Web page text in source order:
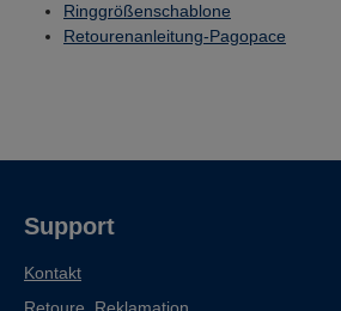
Ringgrößenschablone
Retourenanleitung-Pagopace
Support
Kontakt